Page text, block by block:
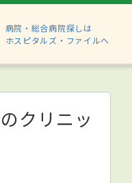
病院・総合病院探しは
ホスピタルズ・ファイルへ
のクリニッ